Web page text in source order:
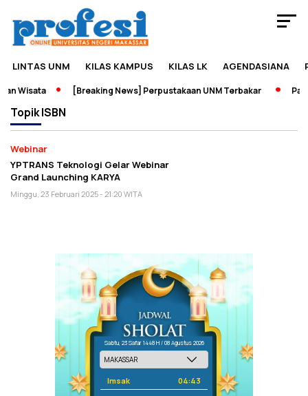
LINTAS UNM KILAS KAMPUS KILAS LK AGENDASIANA
Wisata [Breaking News] Perpustakaan UNM Terbakar
TopikISBN
Webinar
YPTRANS Teknologi Gelar Webinar
Grand Launching KARYA
Minggu, 23 Februari 2025 - 21:20 WITA
Sabtu, 23 Safar 1448 H / 08 Agustus 2026
Imsak 04:43